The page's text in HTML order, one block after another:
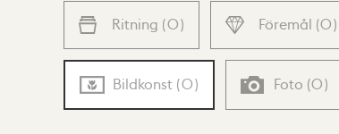
Ritning (0) Föremål (0)
Bildkonst (0) Foto (0)